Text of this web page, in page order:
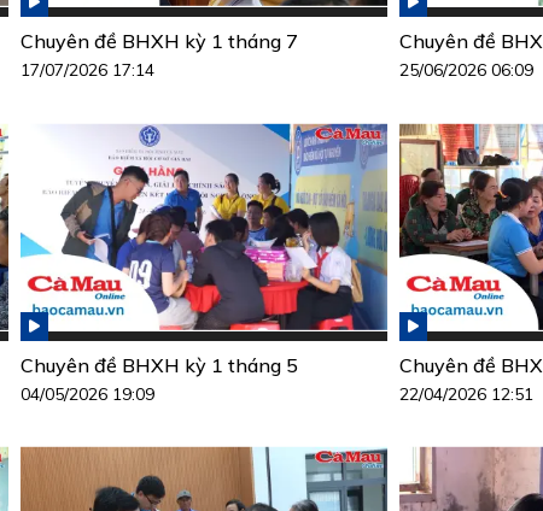
Chuyên đề BHXH kỳ 1 tháng 7
17/07/2026 17:14
Chuyên đề
25/06/2026 06:09
Chuyên đề BHXH kỳ 1 tháng 5
04/05/2026 19:09
Chuyên đề
22/04/2026 12:51